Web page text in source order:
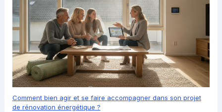
Comment bien agir et se faire accompagner dans son projet
de rénovation énergétique ?